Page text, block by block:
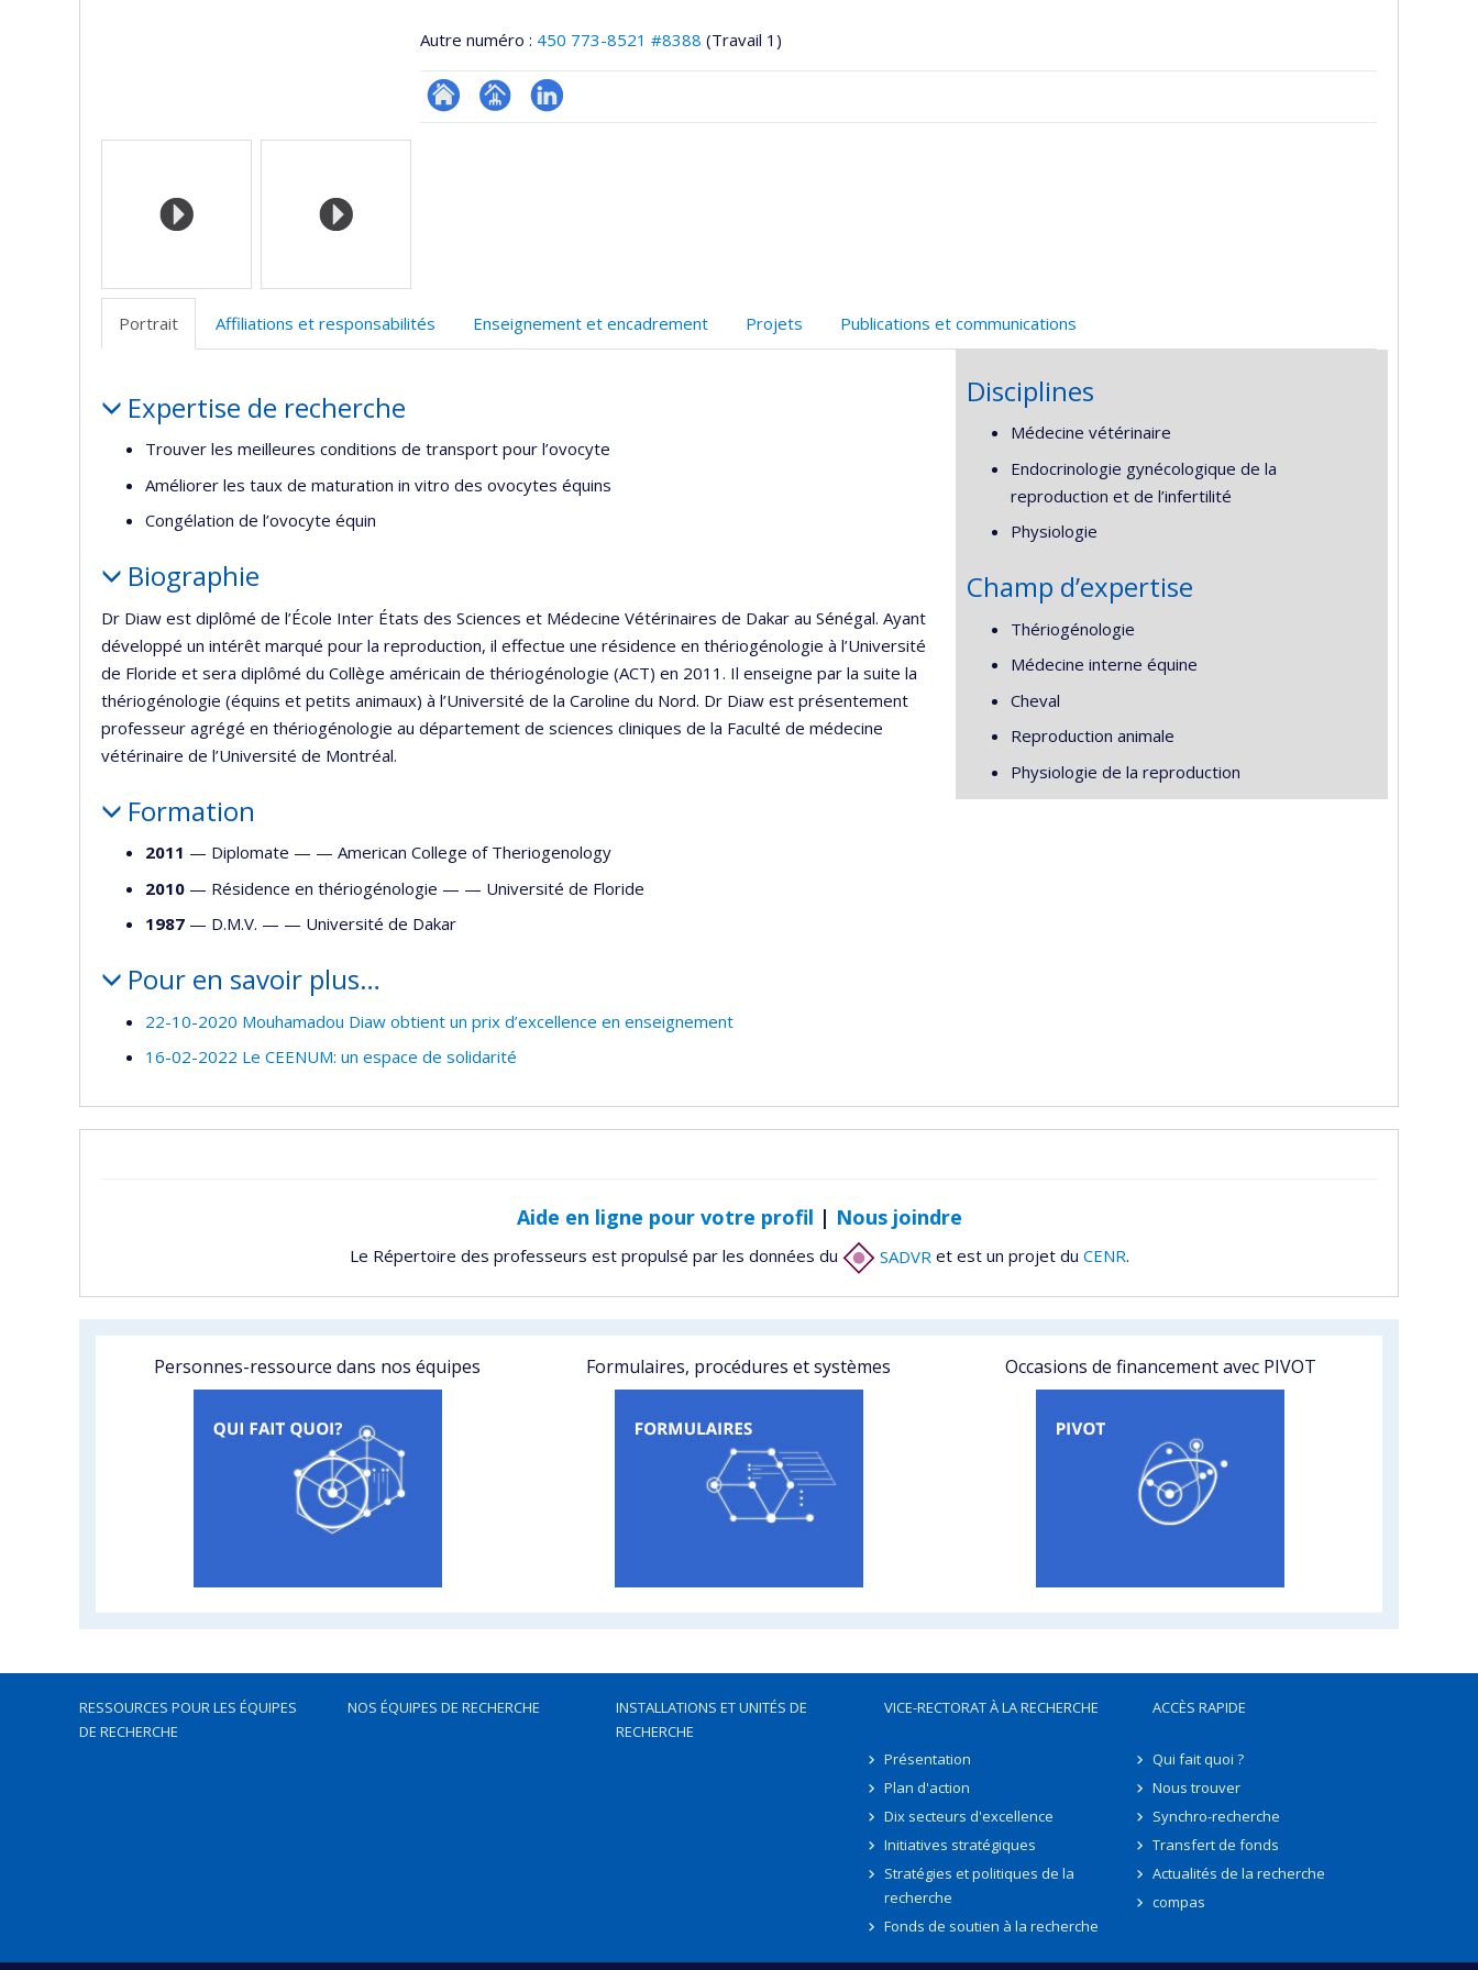
Autre numéro : 450 773-8521 #8388 (Travail 1)
ResearchGate
Page LinkedIn
Médias
Portrait Affiliations et responsabilités Enseignement et encadrement Projets Publications et communications
Expertise de recherche
Trouver les meilleures conditions de transport pour l’ovocyte
Améliorer les taux de maturation in vitro des ovocytes équins
Congélation de l’ovocyte équin
Biographie
Dr Diaw est diplômé de l’École Inter États des Sciences et Médecine Vétérinaires de Dakar au Sénégal. Ayant
développé un intérêt marqué pour la reproduction, il effectue une résidence en thériogénologie à l’Université
de Floride et sera diplômé du Collège américain de thériogénologie (ACT) en 2011. Il enseigne par la suite la
thériogénologie (équins et petits animaux) à l’Université de la Caroline du Nord. Dr Diaw est présentement
professeur agrégé en thériogénologie au département de sciences cliniques de la Faculté de médecine
vétérinaire de l’Université de Montréal.
Formation
2011 — Diplomate — — American College of Theriogenology
2010 — Résidence en thériogénologie — — Université de Floride
1987 — D.M.V. — — Université de Dakar
Pour en savoir plus…
22-10-2020 Mouhamadou Diaw obtient un prix d’excellence en enseignement
16-02-2022 Le CEENUM: un espace de solidarité
Disciplines
Médecine vétérinaire
Endocrinologie gynécologique de la
reproduction et de l’infertilité
Physiologie
Champ d’expertise
Thériogénologie
Médecine interne équine
Cheval
Reproduction animale
Physiologie de la reproduction
Aide en ligne pour votre profil | Nous joindre
Le Répertoire des professeurs est propulsé par les données du SADVR et est un projet du CENR.
Personnes-ressource dans nos équipes Formulaires, procédures et systèmes Occasions de financement avec PIVOT
RESSOURCES POUR LES ÉQUIPES
DE RECHERCHE
NOS ÉQUIPES DE RECHERCHE
INSTALLATIONS ET UNITÉS DE
RECHERCHE
VICE-RECTORAT À LA RECHERCHE
Présentation
Plan d'action
Dix secteurs d'excellence
Initiatives stratégiques
Stratégies et politiques de la
recherche
Fonds de soutien à la recherche
ACCÈS RAPIDE
Qui fait quoi ?
Nous trouver
Synchro-recherche
Transfert de fonds
Actualités de la recherche
compas